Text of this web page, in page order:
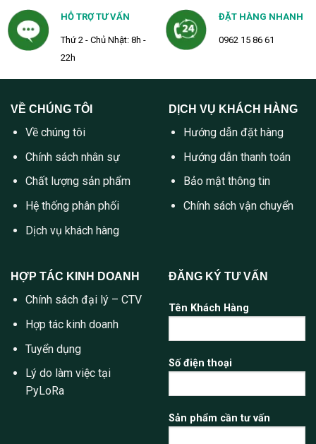
HỖ TRỢ TƯ VẤN
Thứ 2 - Chủ Nhật: 8h -
22h
ĐẶT HÀNG NHANH
0962 15 86 61
VỀ CHÚNG TÔI
Về chúng tôi
Chính sách nhân sự
Chất lượng sản phẩm
Hệ thống phân phối
Dịch vụ khách hàng
DỊCH VỤ KHÁCH HÀNG
Hướng dẫn đặt hàng
Hướng dẫn thanh toán
Bảo mật thông tin
Chính sách vận chuyển
HỢP TÁC KINH DOANH
Chính sách đại lý – CTV
Hợp tác kinh doanh
Tuyển dụng
Lý do làm việc tại
PyLoRa
ĐĂNG KÝ TƯ VẤN
Tên Khách Hàng
Số điện thoại
Sản phẩm cần tư vấn